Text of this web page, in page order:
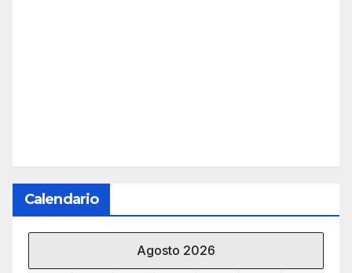
Calendario
Agosto 2026